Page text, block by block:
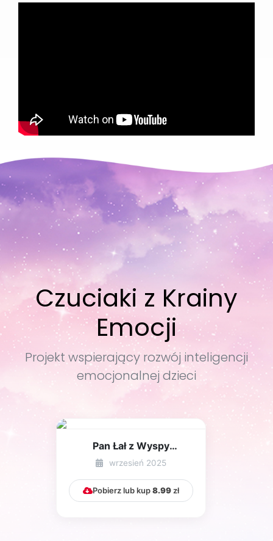
Czuciaki z Krainy
Emocji
Projekt wspierający rozwój inteligencji
emocjonalnej dzieci